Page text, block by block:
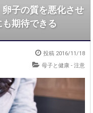
子の質を悪化させ
期待できる
投稿 2016/11/18
母子と健康 - 注意